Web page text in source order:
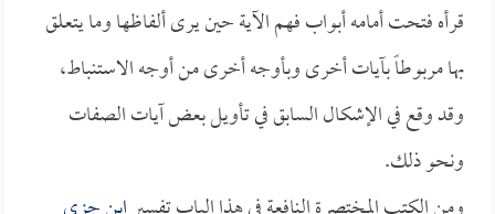
قرأه فتحت أمامه أبواب فهم الآية حين يرى ألفاظها وما يتعلق
بها مربوطاً بآيات أخرى وبأوجه أخرى من أوجه الاستنباط،
وقد وقع في الإشكال السابق في تأويل بعض آيات الصفات
ونحو ذلك.